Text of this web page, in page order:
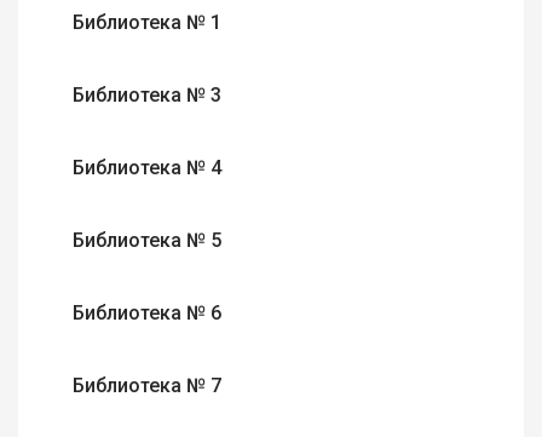
Библиотека № 1
Библиотека № 3
Библиотека № 4
Библиотека № 5
Библиотека № 6
Библиотека № 7